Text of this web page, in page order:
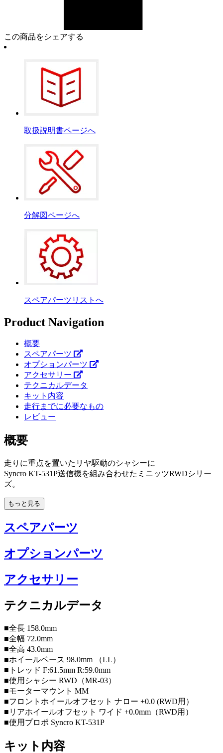
この商品をシェアする
取扱説明書ページへ
分解図ページへ
スペアパーツリストへ
Product Navigation
概要
スペアパーツ
オプションパーツ
アクセサリー
テクニカルデータ
キット内容
走行までに必要なもの
レビュー
概要
走りに重点を置いたリヤ駆動のシャシーに
Syncro KT-531P送信機を組み合わせたミニッツRWDシリー
ズ。
もっと見る
スペアパーツ
オプションパーツ
アクセサリー
テクニカルデータ
■全長 158.0mm
■全幅 72.0mm
■全高 43.0mm
■ホイールベース 98.0mm （LL）
■トレッド F:61.5mm R:59.0mm
■使用シャシー RWD（MR-03）
■モーターマウント MM
■フロントホイールオフセット ナロー +0.0 (RWD用）
■リアホイールオフセット ワイド +0.0mm（RWD用）
■使用プロポ Syncro KT-531P
キット内容